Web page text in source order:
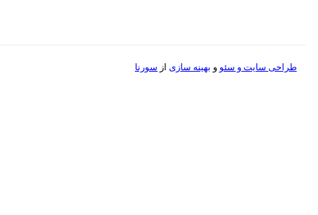
طراحی سایت وسئو وبهینه سازیازسورنا